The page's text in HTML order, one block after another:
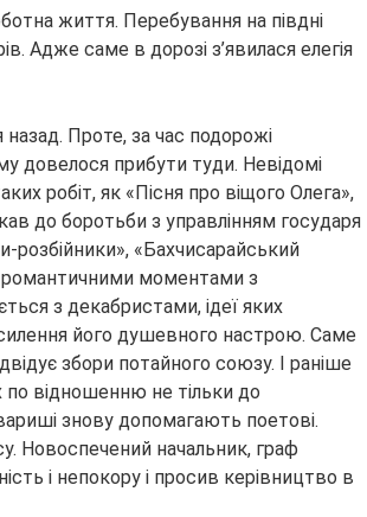
життя. Перебування на півдні
Адже саме в дорозі з’явилася елегія
Проте, за час подорожі
довелося прибути туди. Невідомі
робіт, як «Пісня про віщого Олега»,
до боротьби з управлінням государя
розбійники», «Бахчисарайський
романтичними моментами з
з декабристами, ідеї яких
його душевного настрою. Саме
збори потайного союзу. І раніше
відношенню не тільки до
знову допомагають поетові.
Новоспечений начальник, граф
і непокору і просив керівництво в